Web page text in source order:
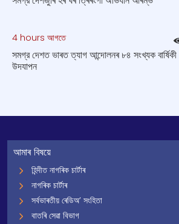
4 hours আগতে
সমগ্র দেশত ভাৰত ত্যাগ আন্দোলনৰ ৮৪ সংখ্যক বার্ষিকী
উদযাপন
আমাৰ বিষয়ে
হিন্দীত নাগৰিক চাৰ্টাৰ
নাগৰিক চাৰ্টাৰ
সৰ্বভাৰতীয় ৰেডিঅ’ সংহিতা
বাতৰি সেৱা বিভাগ